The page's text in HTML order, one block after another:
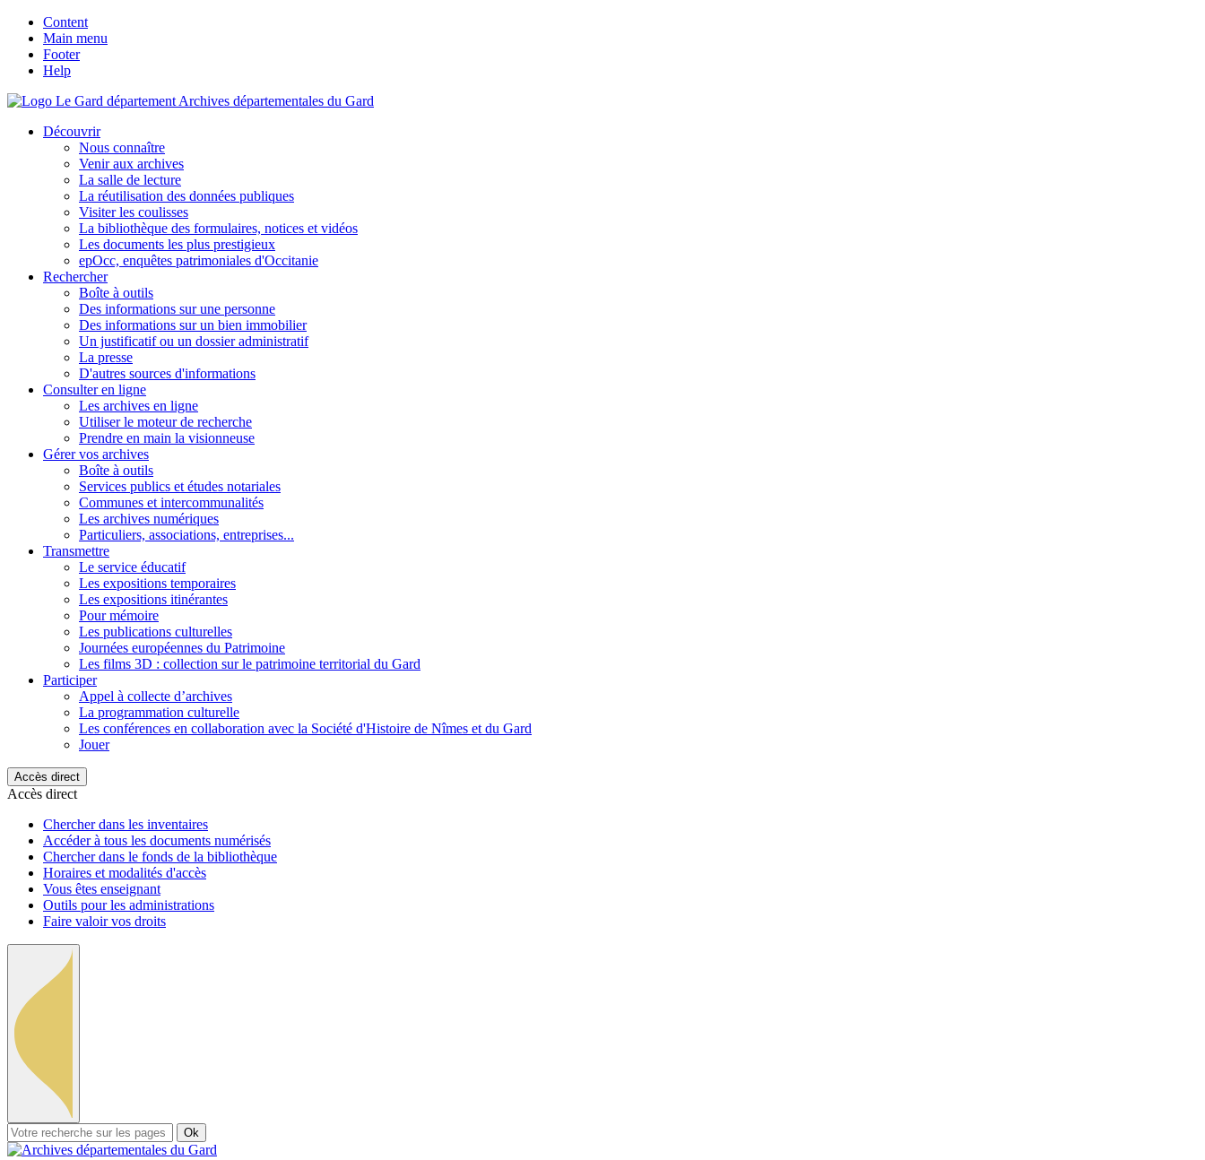
Content
Main menu
Footer
Help
Archives départementales du Gard
Découvrir
Nous connaître
Venir aux archives
La salle de lecture
La réutilisation des données publiques
Visiter les coulisses
La bibliothèque des formulaires, notices et vidéos
Les documents les plus prestigieux
epOcc, enquêtes patrimoniales d'Occitanie
Rechercher
Boîte à outils
Des informations sur une personne
Des informations sur un bien immobilier
Un justificatif ou un dossier administratif
La presse
D'autres sources d'informations
Consulter en ligne
Les archives en ligne
Utiliser le moteur de recherche
Prendre en main la visionneuse
Gérer vos archives
Boîte à outils
Services publics et études notariales
Communes et intercommunalités
Les archives numériques
Particuliers, associations, entreprises...
Transmettre
Le service éducatif
Les expositions temporaires
Les expositions itinérantes
Pour mémoire
Les publications culturelles
Journées européennes du Patrimoine
Les films 3D : collection sur le patrimoine territorial du Gard
Participer
Appel à collecte d’archives
La programmation culturelle
Les conférences en collaboration avec la Société d'Histoire de Nîmes et du Gard
Jouer
Accès direct
Accès direct
Chercher dans les inventaires
Accéder à tous les documents numérisés
Chercher dans le fonds de la bibliothèque
Horaires et modalités d'accès
Vous êtes enseignant
Outils pour les administrations
Faire valoir vos droits
Ok